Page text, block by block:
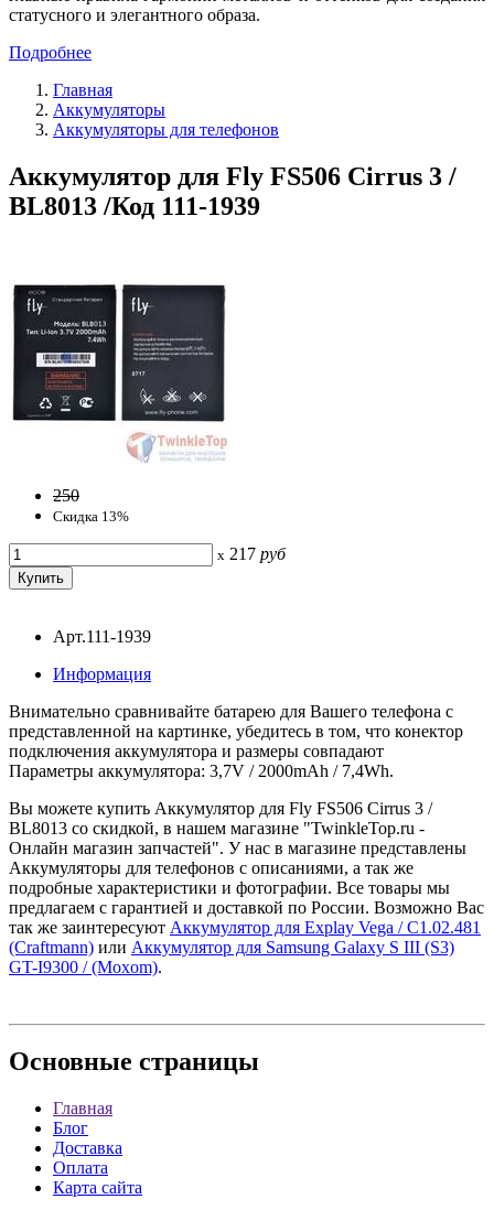
статусного и элегантного образа.
Подробнее
Главная
Аккумуляторы
Аккумуляторы для телефонов
Аккумулятор для Fly FS506 Cirrus 3 /
BL8013 /Код 111-1939
250
Скидка 13%
x 217 руб
Арт.111-1939
Информация
Внимательно сравнивайте батарею для Вашего телефона с
представленной на картинке, убедитесь в том, что конектор
подключения аккумулятора и размеры совпадают
Параметры аккумулятора: 3,7V / 2000mAh / 7,4Wh.
Вы можете купить Аккумулятор для Fly FS506 Cirrus 3 /
BL8013 со скидкой, в нашем магазине "TwinkleTop.ru -
Онлайн магазин запчастей". У нас в магазине представлены
Аккумуляторы для телефонов с описаниями, а так же
подробные характеристики и фотографии. Все товары мы
предлагаем с гарантией и доставкой по России. Возможно Вас
так же заинтересуют Аккумулятор для Explay Vega / C1.02.481
(Craftmann) или Аккумулятор для Samsung Galaxy S III (S3)
GT-I9300 / (Moxom).
Основные страницы
Главная
Блог
Доставка
Оплата
Карта сайта